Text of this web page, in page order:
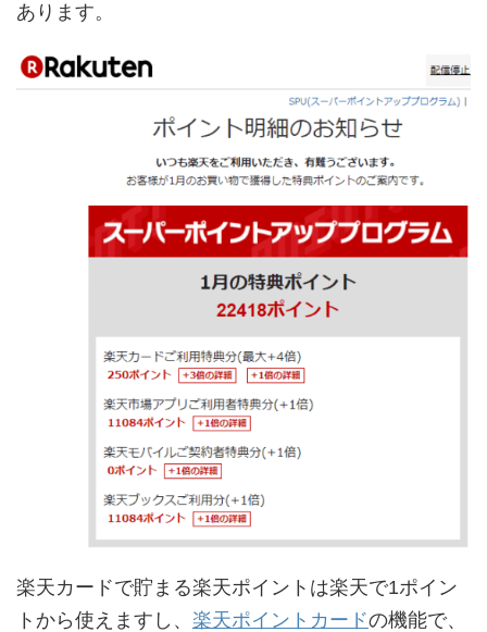
あります。
楽天カードで貯まる楽天ポイントは楽天で1ポイン
トから使えますし、 楽天ポイントカードの機能で、